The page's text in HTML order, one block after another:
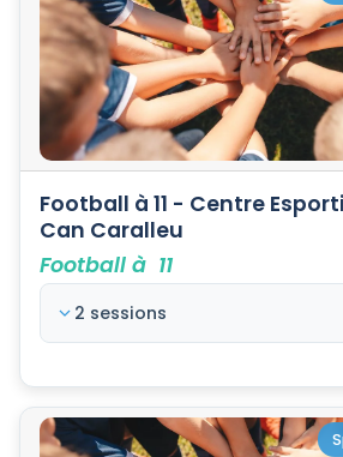
Football à 11 - Centre
Can Caralleu
Football à 11
2 sessions